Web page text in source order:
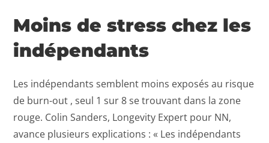
Moins de stress chez les
indépendants
Les indépendants semblent moins exposés au risque
de burn-out , seul 1 sur 8 se trouvant dans la zone
rouge. Colin Sanders, Longevity Expert pour NN,
avance plusieurs explications : « Les indépendants